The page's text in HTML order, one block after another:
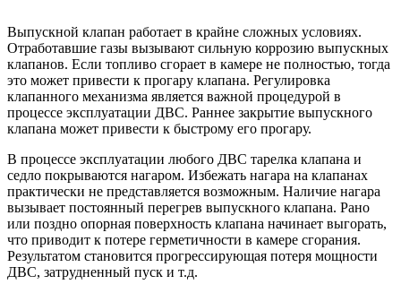
Выпускной клапан работает в крайне сложных условиях.
Отработавшие газы вызывают сильную коррозию выпускных
клапанов. Если топливо сгорает в камере не полностью, тогда
это может привести к прогару клапана. Регулировка
клапанного механизма является важной процедурой в
процессе эксплуатации ДВС. Раннее закрытие выпускного
клапана может привести к быстрому его прогару.
В процессе эксплуатации любого ДВС тарелка клапана и
седло покрываются нагаром. Избежать нагара на клапанах
практически не представляется возможным. Наличие нагара
вызывает постоянный перегрев выпускного клапана. Рано
или поздно опорная поверхность клапана начинает выгорать,
что приводит к потере герметичности в камере сгорания.
Результатом становится прогрессирующая потеря мощности
ДВС, затрудненный пуск и т.д.